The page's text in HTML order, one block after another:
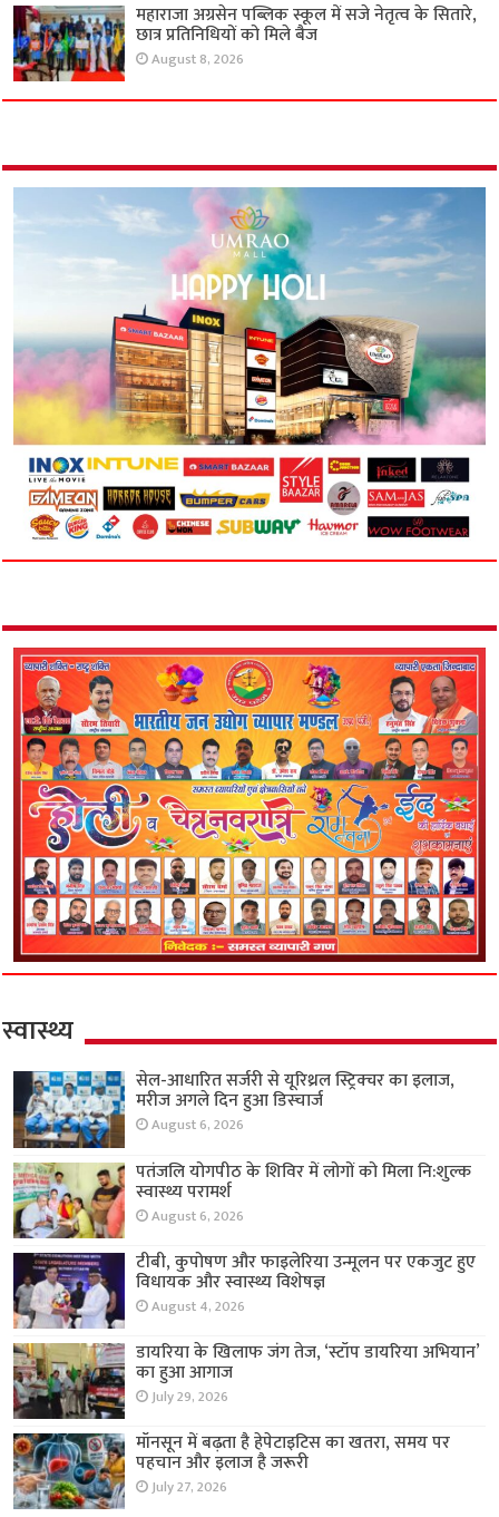
महाराजा अग्रसेन पब्लिक स्कूल में सजे नेतृत्व के सितारे,
छात्र प्रतिनिधियों को मिले बैज
August 8, 2026
स्वास्थ्य
सेल-आधारित सर्जरी से यूरिथ्रल स्ट्रिक्चर का इलाज,
मरीज अगले दिन हुआ डिस्चार्ज
August 6, 2026
पतंजलि योगपीठ के शिविर में लोगों को मिला नि:शुल्क
स्वास्थ्य परामर्श
August 6, 2026
टीबी, कुपोषण और फाइलेरिया उन्मूलन पर एकजुट हुए
विधायक और स्वास्थ्य विशेषज्ञ
August 4, 2026
डायरिया के खिलाफ जंग तेज, ‘स्टॉप डायरिया अभियान’
का हुआ आगाज
July 29, 2026
मॉनसून में बढ़ता है हेपेटाइटिस का खतरा, समय पर
पहचान और इलाज है जरूरी
July 27, 2026